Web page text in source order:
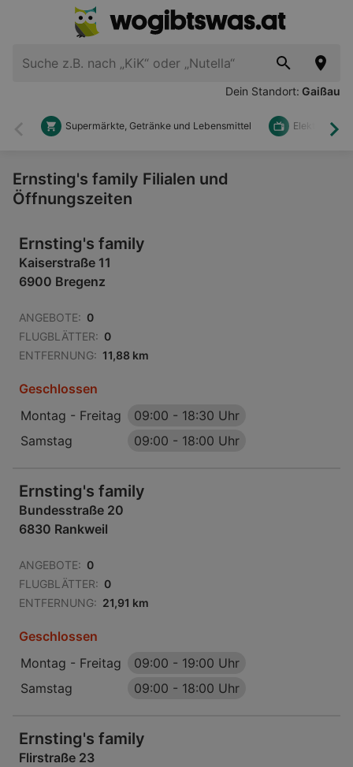
Dein Standort: Gaißau
Zurück
Supermärkte, Getränke und Lebensmittel Elektronik
Ernsting's family Filialen und
Öffnungszeiten
Ernsting's family
Kaiserstraße 11
6900 Bregenz
ANGEBOTE: 0
FLUGBLÄTTER: 0
ENTFERNUNG: 11,88 km
Geschlossen
Montag - Freitag
09:00 - 18:30 Uhr
Samstag
09:00 - 18:00 Uhr
Ernsting's family
Bundesstraße 20
6830 Rankweil
ANGEBOTE: 0
FLUGBLÄTTER: 0
ENTFERNUNG: 21,91 km
Geschlossen
Montag - Freitag
09:00 - 19:00 Uhr
Samstag
09:00 - 18:00 Uhr
Ernsting's family
Flirstraße 23